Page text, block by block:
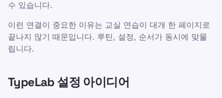
수 있습니다.
이런 연결이 중요한 이유는 교실 연습이 대개 한 페이지로
끝나지 않기 때문입니다. 루틴, 설정, 순서가 동시에 맞물
립니다.
TypeLab 설정 아이디어